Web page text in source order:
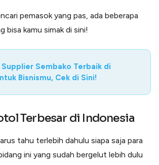
pemasok yang pas, ada beberapa
bisa kamu simak di sini!
Supplier Sembako Terbaik di
Bisnismu, Cek di Sini!
Terbesar di Indonesia
tahu terlebih dahulu siapa saja para
ini yang sudah bergelut lebih dulu